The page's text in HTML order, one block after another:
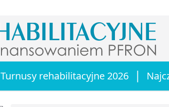
Turnusy rehabilitacyjne 2026 |